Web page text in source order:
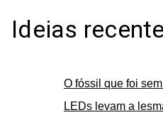
Ideias
O fóssil que foi
LEDs levam a